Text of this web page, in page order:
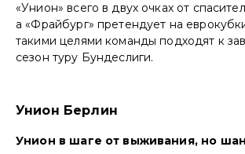
«Унион» всего в двух очках от
а «Фрайбург» претендует на
такими целями команды подходят к
сезон туру Бундеслиги.
Унион Берлин
Унион в шаге от выживания, но